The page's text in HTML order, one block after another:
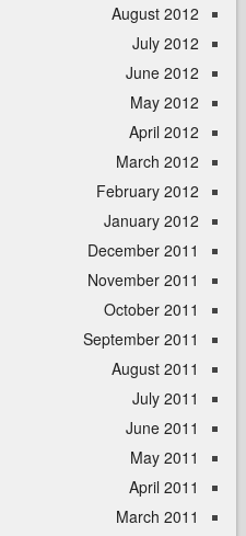
August
July
June
May
April
March
February
January
December
November
October
September
August
July
June
May
April
March